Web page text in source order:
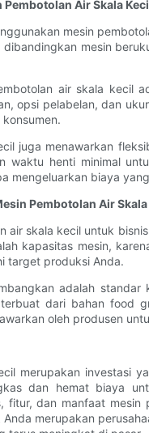
Air Skala
mesin
mesin
air skala kecil
opsi pelabelan, dan
juga menawarkan
waktu henti minimal
mengeluarkan biaya
Pembotolan Air Skala
air skala kecil untuk
kapasitas mesin,
target produksi Anda.
adalah
terbuat dari bahan food
oleh produsen
merupakan investasi
dan hemat biaya
fitur, dan manfaat
merupakan